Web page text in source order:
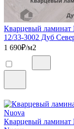
Кварцевый ламинат
12/33-3002 Дуб
1 690₽/м2
Кварцевый ламинат